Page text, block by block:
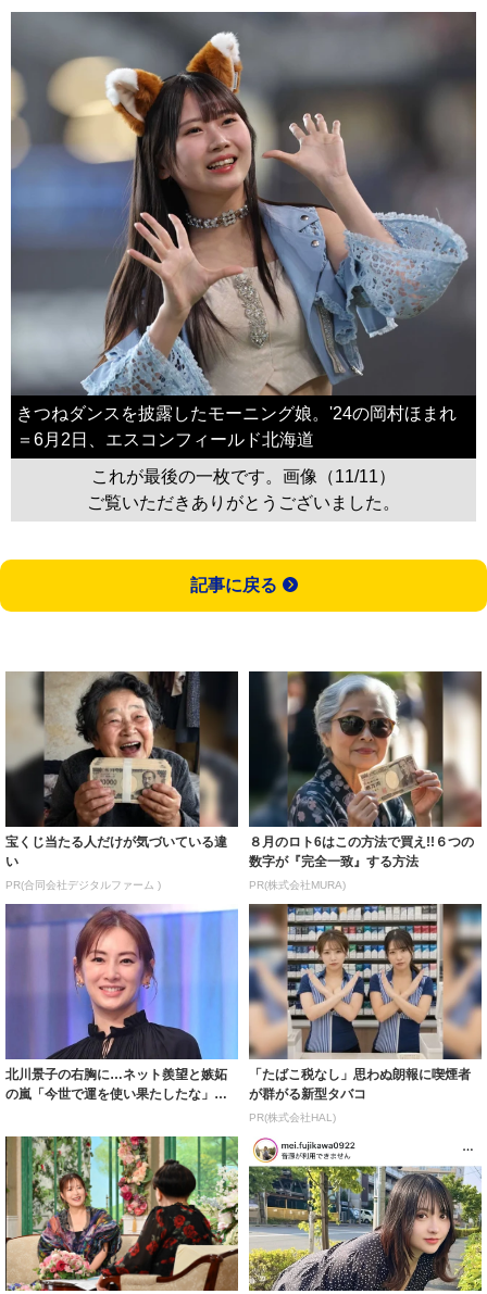
きつねダンスを披露したモーニング娘。'24の岡村ほまれ
＝6月2日、エスコンフィールド北海道
これが最後の一枚です。画像（11/11）
ご覧いただきありがとうございました。
記事に戻る
宝くじ当たる人だけが気づいている違
い
PR(合同会社デジタルファーム )
８月のロト6はこの方法で買え!!６つの
数字が『完全一致』する方法
PR(株式会社MURA)
北川景子の右胸に…ネット羨望と嫉妬
の嵐「今世で運を使い果たしたな」
「たばこ税なし」思わぬ朗報に喫煙者
が群がる新型タバコ
PR(株式会社HAL)